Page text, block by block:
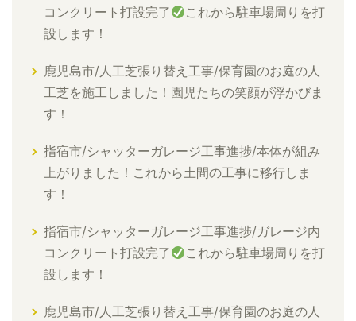
コンクリート打設完了
これから駐車場周りを打
設します！
鹿児島市/人工芝張り替え工事/保育園のお庭の人
工芝を施工しました！園児たちの笑顔が浮かびま
す！
指宿市/シャッターガレージ工事進捗/本体が組み
上がりました！これから土間の工事に移行しま
す！
指宿市/シャッターガレージ工事進捗/ガレージ内
コンクリート打設完了
これから駐車場周りを打
設します！
鹿児島市/人工芝張り替え工事/保育園のお庭の人